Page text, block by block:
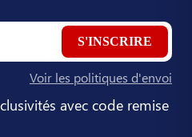
S'INSCRIRE
Voir les politiques d'envoi
avec code remise